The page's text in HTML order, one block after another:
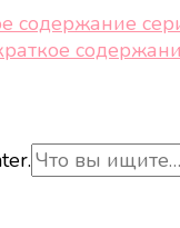
содержание
трендах,